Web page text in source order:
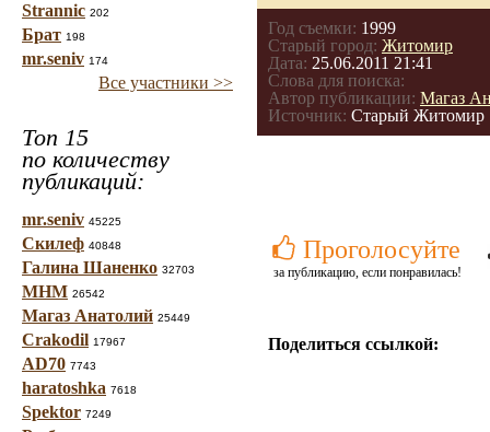
Strannic 202
Брат 198
mr.seniv 174
Все участники >>
Топ 15
по количеству
публикаций:
mr.seniv 45225
Скилеф 40848
Галина Шаненко 32703
МНМ 26542
Магаз Анатолий 25449
Crakodil 17967
AD70 7743
haratoshka 7618
Spektor 7249
Год съемки: 1999
Старый город: Житомир
Дата: 25.06.2011 21:41
Слова для поиска:
Автор публикации: Магаз
Источник: Старый Житомир
Проголосуйте
за публикацию, если понравилась!
Поделиться ссылкой: